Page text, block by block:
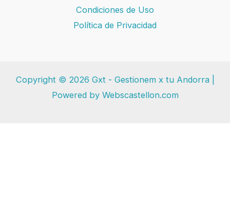
Condiciones de Uso
Política de Privacidad
Copyright © 2026 Gxt - Gestionem x tu Andorra |
Powered by Webscastellon.com